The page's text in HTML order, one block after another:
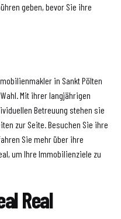
geben, bevor Sie ihre
in Sankt Pölten
Mit ihrer langjährigen
Betreuung stehen sie
zur Seite. Besuchen Sie ihre
Sie mehr über ihre
um Ihre Immobilienziele zu
Real